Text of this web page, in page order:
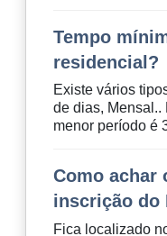
Tempo
residencial?
Existe vários
de dias, Mensal..
menor período é
Como achar
inscrição do
Fica localizado